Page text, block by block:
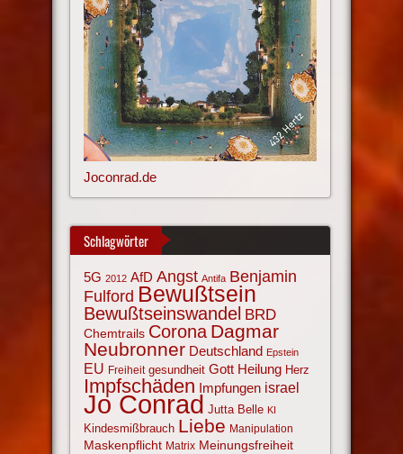
Joconrad.de
Schlagwörter
5G 2012 AfD Angst Antifa Benjamin
Fulford Bewußtsein
Bewußtseinswandel BRD
Chemtrails Corona Dagmar
Neubronner Deutschland Epstein
EU Freiheit gesundheit Gott Heilung Herz
Impfschäden Impfungen israel
Jo Conrad Jutta Belle KI
Kindesmißbrauch Liebe Manipulation
Maskenpflicht Matrix Meinungsfreiheit